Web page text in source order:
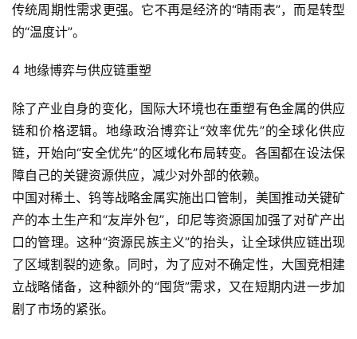
用
务
目
A
I
提
示
词
开
源
代
传统周期性需求更强。它不再是经济的“晴雨表”，而是转型
的“温度计”。
4 地缘博弈与供应链重塑
除了产业自身的变化，国际大环境也在重塑有色金属的供应
链和价格逻辑。地缘政治博弈让“效率优先”的全球化供应
链，开始向“安全优先”的区域化布局转变。各国都在设法保
障自己的关键资源供应，减少对外部的依赖。
中国对稀土、钨等战略金属实施出口管制，美国推动关键矿
产的本土生产和“友岸外包”，印尼等资源国加强了对矿产出
口的管理。这种“资源民族主义”的抬头，让全球供应链出现
了区域割裂的迹象。同时，为了应对不确定性，大国竞相建
立战略储备，这种额外的“囤货”需求，又在短期内进一步加
剧了市场的紧张。